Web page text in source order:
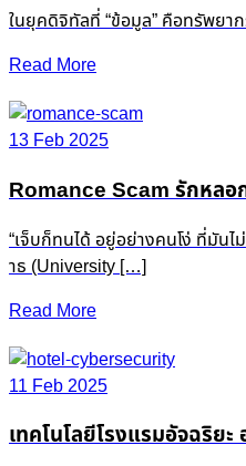
ในยุคดิจิทัลที่ “ข้อมูล” คือทรัพยา
Read More
13 Feb 2025
Romance Scam รักหลอ
“เจ็บก็ทนได้ อยู่อย่างคนโง่ ที่มัน
าธ (University […]
Read More
11 Feb 2025
เทคโนโลยีโรงแรมอัจฉริยะ